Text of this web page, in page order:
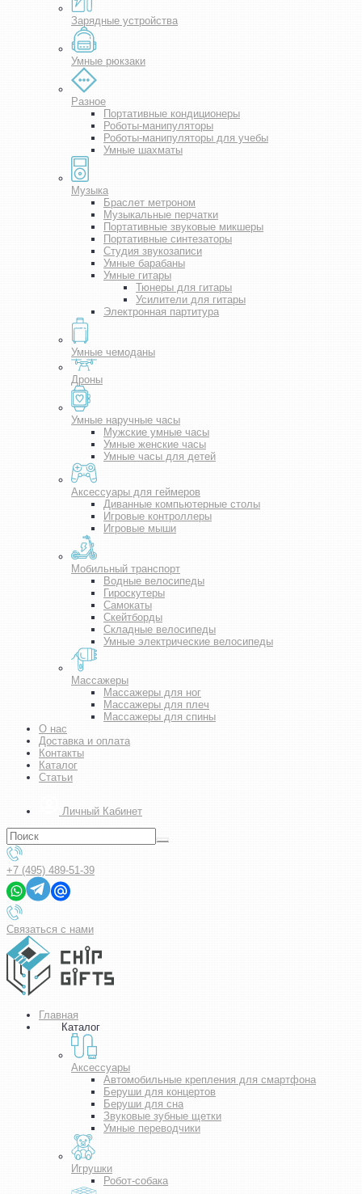
Зарядные устройства
Умные рюкзаки
Разное
Портативные кондиционеры
Роботы-манипуляторы
Роботы-манипуляторы для учебы
Умные шахматы
Музыка
Браслет метроном
Музыкальные перчатки
Портативные звуковые микшеры
Портативные синтезаторы
Студия звукозаписи
Умные барабаны
Умные гитары
Тюнеры для гитары
Усилители для гитары
Электронная партитура
Умные чемоданы
Дроны
Умные наручные часы
Мужские умные часы
Умные женские часы
Умные часы для детей
Аксессуары для геймеров
Диванные компьютерные столы
Игровые контроллеры
Игровые мыши
Мобильный транспорт
Водные велосипеды
Гироскутеры
Самокаты
Скейтборды
Складные велосипеды
Умные электрические велосипеды
Массажеры
Массажеры для ног
Массажеры для плеч
Массажеры для спины
О нас
Доставка и оплата
Контакты
Каталог
Статьи
Личный Кабинет
+7 (495) 489-51-39
Связаться с нами
Главная
Каталог
Аксессуары
Автомобильные крепления для смартфона
Беруши для концертов
Беруши для сна
Звуковые зубные щетки
Умные переводчики
Игрушки
Робот-собака